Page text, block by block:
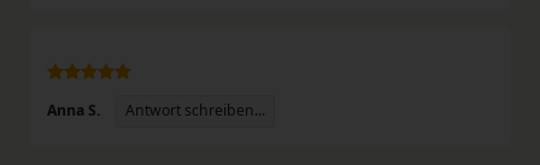
Anna S. Antwort schreiben...